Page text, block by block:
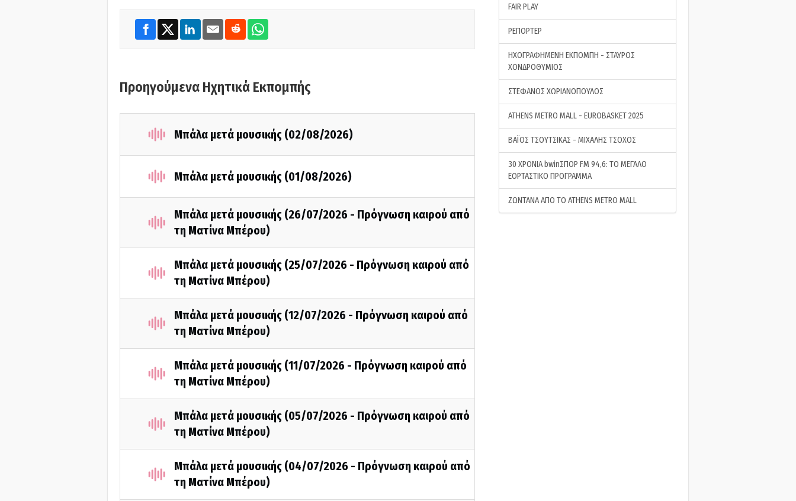
Προηγούμενα Ηχητικά Εκπομπής
Μπάλα μετά μουσικής (02/08/2026)
Μπάλα μετά μουσικής (01/08/2026)
Μπάλα μετά μουσικής (26/07/2026 - Πρόγνωση καιρού από
τη Ματίνα Μπέρου)
Μπάλα μετά μουσικής (25/07/2026 - Πρόγνωση καιρού από
τη Ματίνα Μπέρου)
Μπάλα μετά μουσικής (12/07/2026 - Πρόγνωση καιρού από
τη Ματίνα Μπέρου)
Μπάλα μετά μουσικής (11/07/2026 - Πρόγνωση καιρού από
τη Ματίνα Μπέρου)
Μπάλα μετά μουσικής (05/07/2026 - Πρόγνωση καιρού από
τη Ματίνα Μπέρου)
Μπάλα μετά μουσικής (04/07/2026 - Πρόγνωση καιρού από
τη Ματίνα Μπέρου)
FAIR PLAY
ΡΕΠΟΡΤΕΡ
ΗΧΟΓΡΑΦΗΜΕΝΗ ΕΚΠΟΜΠΗ - ΣΤΑΥΡΟΣ
ΧΟΝΔΡΟΘΥΜΙΟΣ
ΣΤΕΦΑΝΟΣ ΧΩΡΙΑΝΟΠΟΥΛΟΣ
ATHENS METRO MALL - EUROBASKET 2025
ΒΑΪΟΣ ΤΣΟΥΤΣΙΚΑΣ - ΜΙΧΑΛΗΣ ΤΣΟΧΟΣ
30 ΧΡΟΝΙΑ bwinΣΠΟΡ FM 94,6: ΤΟ ΜΕΓΑΛΟ
ΕΟΡΤΑΣΤΙΚΟ ΠΡΟΓΡΑΜΜΑ
ΖΩΝΤΑΝΑ ΑΠΟ ΤΟ ATHENS METRO MALL